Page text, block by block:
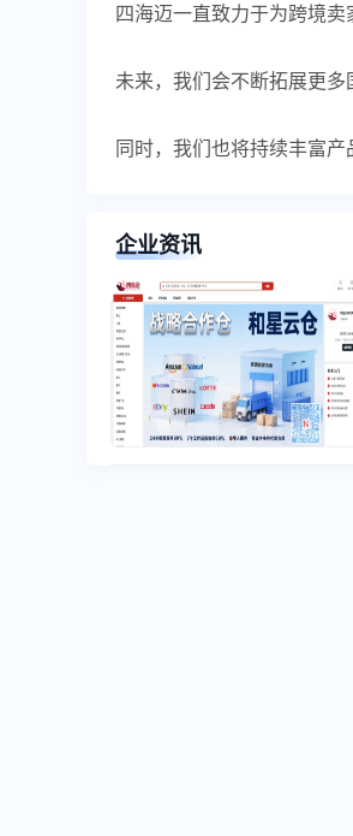
四海迈一直致力于为跨境卖
未来，我们会不断拓展更多
同时，我们也将持续丰富
企业资讯